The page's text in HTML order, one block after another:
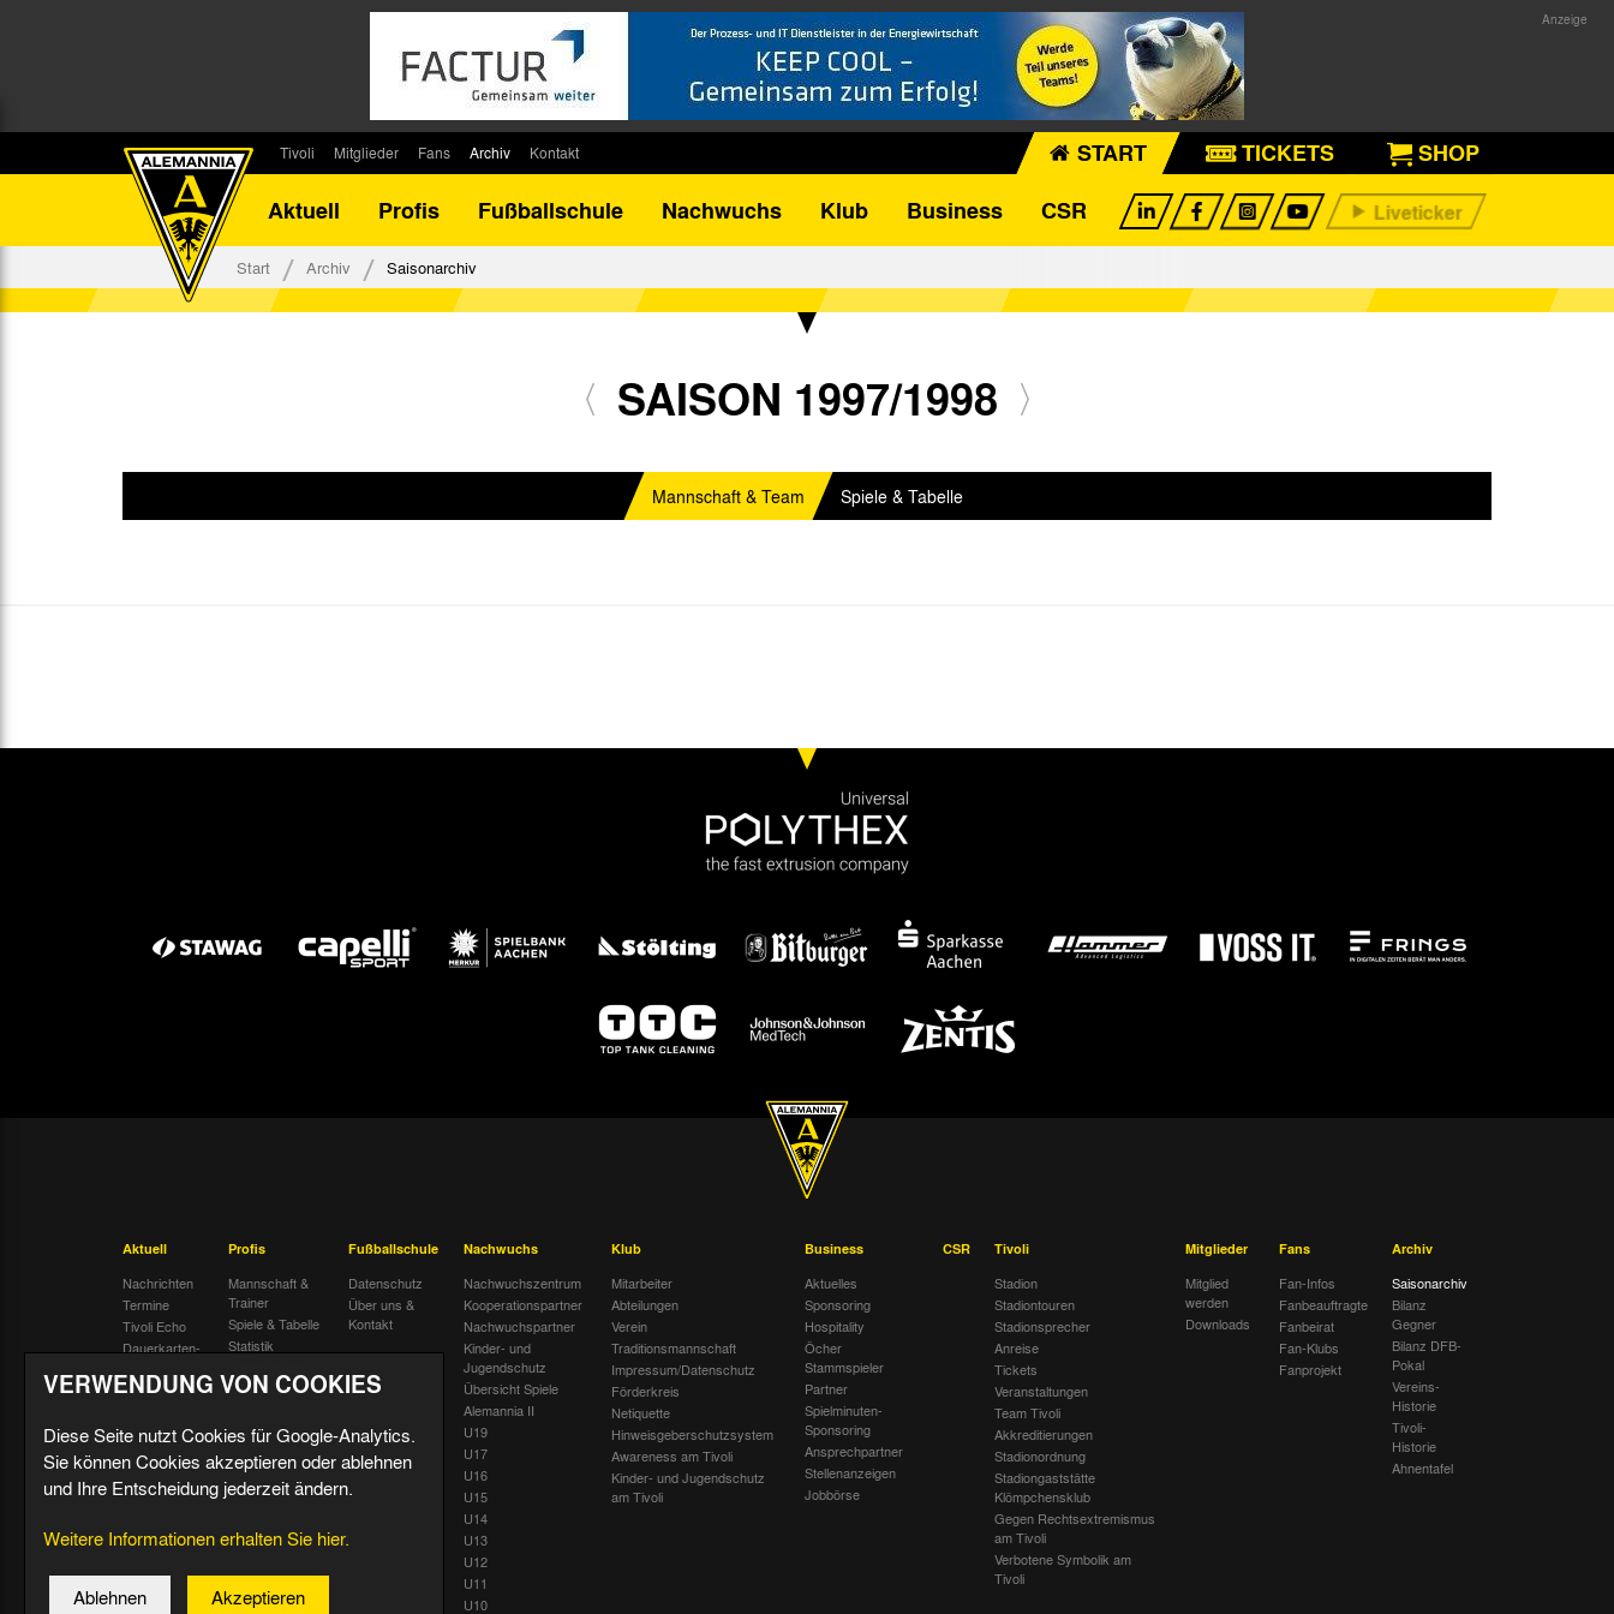
Tivoli
Stadionsprecher
Stadiongaststätte Klömpchensklub
Mitglieder
Kontakt
Fans
Fanbeirat
Fan-Klubs
Archiv
Bilanz DFB-Pokal
Kontakt START TICKETS
SHOP
Aktuell
Profis Fußballschule Nachwuchs Klub Business CSR
Start Archiv Saisonarchiv
SAISON 1997/1998
Mannschaft & Team Spiele & Tabelle
Aktuell
Nachrichten
Termine
Tivoli Echo
Dauerkarten-
Radiostream
Profis
Mannschaft &
Trainer
Spiele & Tabelle
Statistik
Geburtstage
Fußballschule
Datenschutz
Über uns &
Kontakt
Nachwuchs
Nachwuchszentrum
Kooperationspartner
Nachwuchspartner
Kinder- und
Jugendschutz
Übersicht Spiele
Alemannia II
U19
U17
U16
U15
U14
U13
U12
U11
U10
Klub
Mitarbeiter
Abteilungen
Verein
Traditionsmannschaft
Impressum/Datenschutz
Förderkreis
Netiquette
Hinweisgeberschutzsystem
Awareness am Tivoli
Kinder- und Jugendschutz
am Tivoli
Business
Aktuelles
Sponsoring
Hospitality
Öcher
Stammspieler
Partner
Spielminuten-
Sponsoring
Ansprechpartner
Stellenanzeigen
Jobbörse
CSR
Tivoli
Stadion
Stadiontouren
Stadionsprecher
Anreise
Tickets
Veranstaltungen
Team Tivoli
Akkreditierungen
Stadionordnung
Stadiongaststätte
Klömpchensklub
Gegen Rechtsextremismus
am Tivoli
Verbotene Symbolik am
Tivoli
Mitglieder
Mitglied
werden
Downloads
Fans
Fan-Infos
Fanbeauftragte
Fanbeirat
Fan-Klubs
Fanprojekt
Archiv
Saisonarchiv
Bilanz
Gegner
Bilanz DFB-
Pokal
Vereins-
Historie
Tivoli-
Historie
Ahnentafel
VERWENDUNG VON COOKIES
Diese Seite nutzt Cookies für Google-Analytics.
Sie können Cookies akzeptieren oder ablehnen
und Ihre Entscheidung jederzeit ändern.
Weitere Informationen erhalten Sie hier.
Ablehnen Akzeptieren